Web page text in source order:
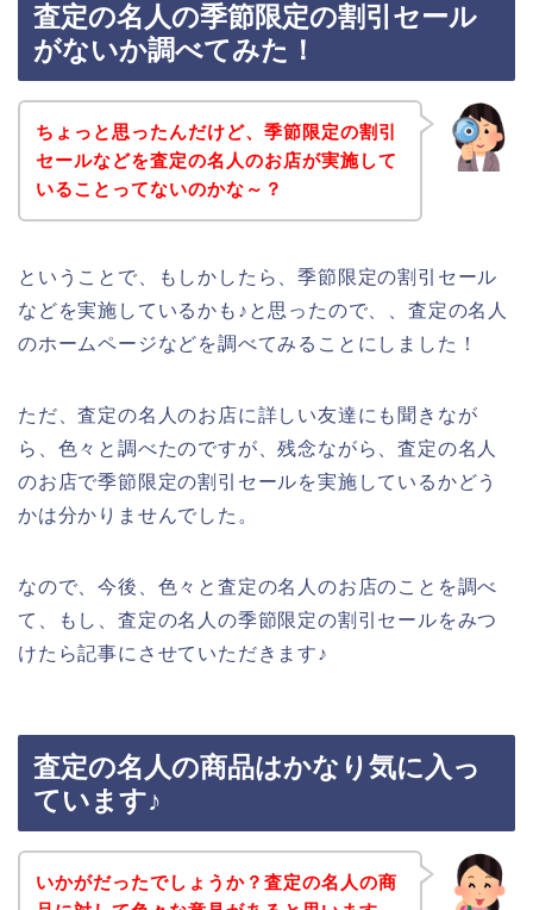
査定の名人の季節限定の割引セール
がないか調べてみた！
ちょっと思ったんだけど、季節限定の割引
セールなどを査定の名人のお店が実施して
いることってないのかな～？
ということで、もしかしたら、季節限定の割引セール
などを実施しているかも♪と思ったので、、査定の名人
のホームページなどを調べてみることにしました！
ただ、査定の名人のお店に詳しい友達にも聞きなが
ら、色々と調べたのですが、残念ながら、査定の名人
のお店で季節限定の割引セールを実施しているかどう
かは分かりませんでした。
なので、今後、色々と査定の名人のお店のことを調べ
て、もし、査定の名人の季節限定の割引セールをみつ
けたら記事にさせていただきます♪
査定の名人の商品はかなり気に入っ
ています♪
いかがだったでしょうか？査定の名人の商